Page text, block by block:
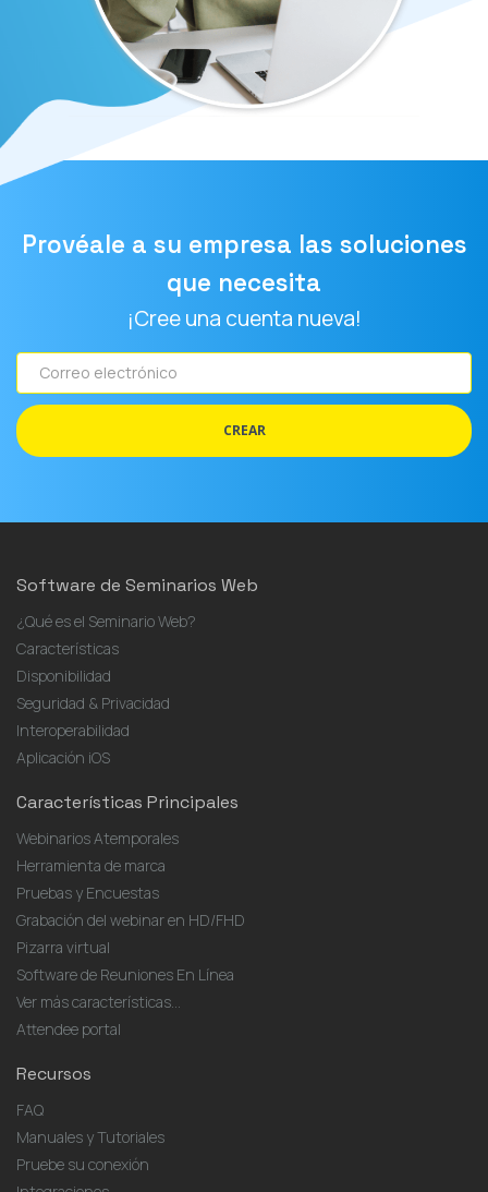
Provéale a su empresa las soluciones
que necesita
¡Cree una cuenta nueva!
Correo
electrónico
CREAR
Software de Seminarios Web
¿Qué es el Seminario Web?
Características
Disponibilidad
Seguridad & Privacidad
Interoperabilidad
Aplicación iOS
Características Principales
Webinarios Atemporales
Herramienta de marca
Pruebas y Encuestas
Grabación del webinar en HD/FHD
Pizarra virtual
Software de Reuniones En Línea
Ver más características...
Attendee portal
Recursos
FAQ
Manuales y Tutoriales
Pruebe su conexión